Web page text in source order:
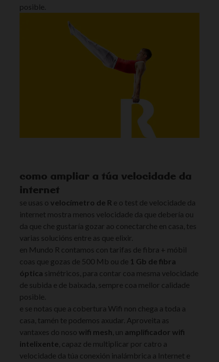
posible.
como ampliar a túa velocidade da
internet
se usas o velocímetro de R e o test de velocidade da
internet mostra menos velocidade da que debería ou
da que che gustaría gozar ao conectarche en casa, tes
varias solucións entre as que elixir.
en Mundo R contamos con tarifas de fibra + móbil
coas que gozas de 500 Mb ou de 1 Gb de fibra
óptica simétricos, para contar coa mesma velocidade
de subida e de baixada, sempre coa mellor calidade
posible.
e se notas que a cobertura Wifi non chega a toda a
casa, tamén te podemos axudar. Aproveita as
vantaxes do noso wifi mesh , un amplificador wifi
intelixente , capaz de multiplicar por catro a
velocidade da túa conexión inalámbrica a Internet e